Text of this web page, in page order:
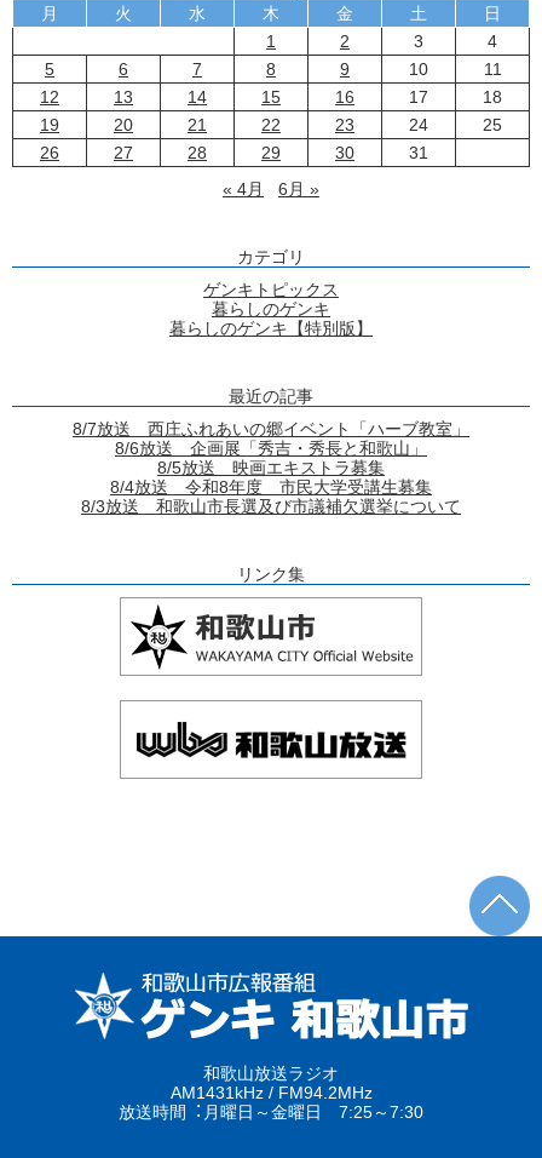
月
火 水 木 金 土
日
1
2 3
4
5
6 7 8 9 10
11
12
13 14 15 16 17
18
19
20 21 22 23 24
25
26
27 28 29 30
31
« 4月
6月 »
カテゴリ
ゲンキトピックス
暮らしのゲンキ
暮らしのゲンキ【特別版】
最近の記事
8/7放送 西庄ふれあいの郷イベント「ハーブ教室」
8/6放送 企画展「秀吉・秀長と和歌山」
8/5放送 映画エキストラ募集
8/4放送 令和8年度 市民大学受講生募集
8/3放送 和歌山市長選及び市議補欠選挙について
リンク集
和歌山放送ラジオ
AM1431kHz / FM94.2MHz
放送時間︓月曜日～金曜日 7:25～7:30